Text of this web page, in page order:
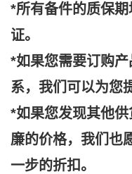
*所有备件的质保
证。
*如果您需要订购
系，我们可以为您
*如果您发现其他
廉的价格，我们也
一步的折扣。